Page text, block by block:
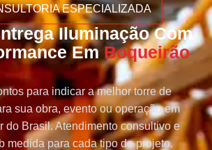
ESPECIALIZADA
Iluminação Com
EmBoqueirão
para indicar a melhor torre de
sua obra, evento ou operação em
do Brasil. Atendimento consultivo e
medida para cada tipo de projeto.